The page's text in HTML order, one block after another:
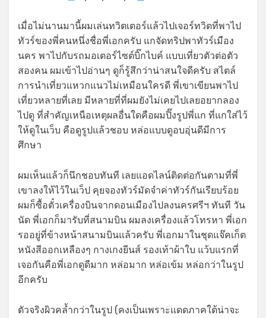
เมื่อไม่นานมานี้ผมเล่นทวิตเตอร์แล้วไปเจอร์ทวิตที่พาไป
ทัวร์ของพี่คนหนึ่งชื่อพี่เอกครับ แกจัดทริปพาทัวร์เมือง
นคร พาไปกับรถมอเตอร์ไซต์บิ๊กไบค์ แบบเที่ยวตัวต่อตัว
สองคน ผมเข้าไปอ่านๆ ดูก็รู้สึกว่าน่าสนใจดีครับ สไตล์
การนำเที่ยวแหวกแนวไม่เหมือนใครดี พี่เขาเขียนพาไป
เที่ยวหลายที่เลย มีหลายที่ที่ผมยังไม่เคยไปเลยอยากลอง
ไปดู ที่สำคัญเหนือเหตุผลอื่นใดคือผมปิ๊งรูปพี่แก ที่แกใส่ไว้
ให้ดูในเว็บ คือดูรูปแล้วชอบ หล่อแบบดูอบอุ่นดีมีการ
ศึกษา
ผมเห็นแล้วก็นึกชอบทันที เลยแอดไลน์ติดต่อกันตามที่พี่
เขาลงให้ไว้ในเว็ป คุยจองทัวร์มัดจำค่าทัวร์กันเรียบร้อย
ผมก็ซื้อตั๋วเครื่องบินจากดอนเมืองไปลงนครศรีฯ ทันที วัน
นัด พี่เอกก็มารับที่สนามบิน ผมลงเครื่องแล้วโทรหา พี่เอก
รออยู่ที่ข้างหน้าสนามบินแล้วครับ พี่เอกมาในชุดแจ๊คเก็ต
หนังสีออกเหลืองๆ กางเกงยีนส์ รองเท้าผ้าใบ แว้บแรกที่
เจอกันคือพี่เอกดูดีมาก หล่อมาก หล่อเข้ม หล่อกว่าในรูป
อีกครับ
ตัวจริงผิวคล้ำกว่าในรูป (คงเป็นเพราะแดดภาคใต้น่าจะ